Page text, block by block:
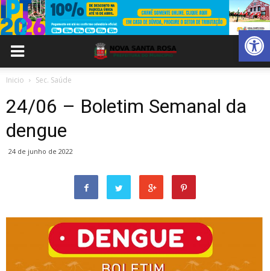
Abrir
Inicio Sec. Saúde
24/06 – Boletim Semanal da
dengue
24 de junho de 2022